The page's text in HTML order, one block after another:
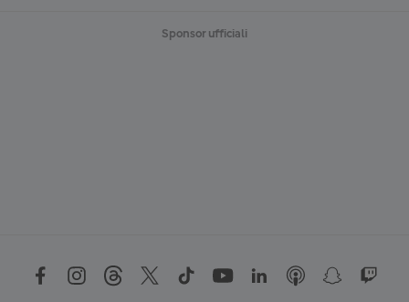
Sponsor ufficiali